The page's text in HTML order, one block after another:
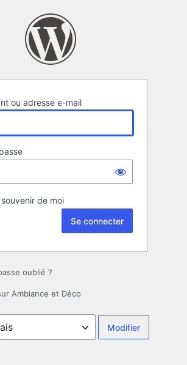
ou adresse e-mail
souvenir de moi
oublié ?
Ambiance et Déco